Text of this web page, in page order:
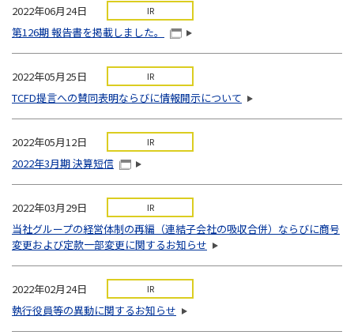
2022年06月24日 IR
第126期 報告書を掲載しました。
2022年05月25日 IR
TCFD提言への賛同表明ならびに情報開示について
2022年05月12日 IR
2022年3月期 決算短信
2022年03月29日 IR
当社グループの経営体制の再編（連結子会社の吸収合併）ならびに商号
変更および定款一部変更に関するお知らせ
2022年02月24日 IR
執行役員等の異動に関するお知らせ